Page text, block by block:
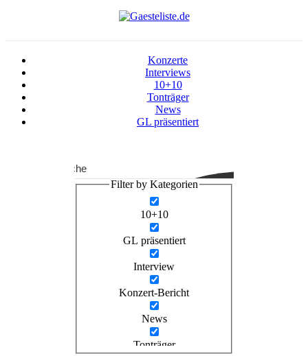
Konzerte
Interviews
10+10
Tonträger
News
GL präsentiert
Suche
Filter by Kategorien
10+10
GL präsentiert
Interview
Konzert-Bericht
News
Tonträger